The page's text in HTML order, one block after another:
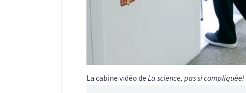
La cabine vidéo de La science, pas si compliquée!